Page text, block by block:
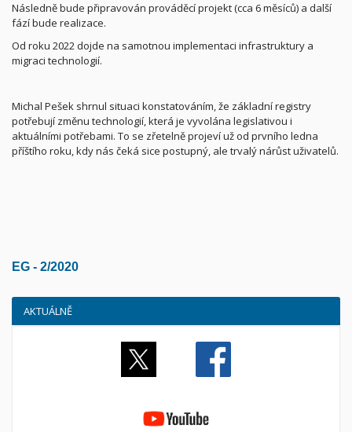
Následně bude připravován prováděcí projekt (cca 6 měsíců) a další
fází bude realizace.
Od roku 2022 dojde na samotnou implementaci infrastruktury a
migraci technologií.
Michal Pešek shrnul situaci konstatováním, že základní registry
potřebují změnu technologií, která je vyvolána legislativou i
aktuálními potřebami. To se zřetelně projeví už od prvního ledna
příštího roku, kdy nás čeká sice postupný, ale trvalý nárůst uživatelů.
EG - 2/2020
AKTUÁLNĚ